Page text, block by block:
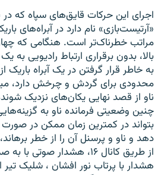
اجرای این حرکات قایق‌های سپاه که در
«آرتیست‌بازی» نام دارد در آبراه‌های
مراتب خطرناک‌تر است. هنگامی که
بالا، بدون برقراری ارتباط رادیویی به
به خاطر قرار گرفتن در یک آبراه باریک
محدودی برای گردش و چرخش دارد،
ناو از قصد نهایی یکان‌های نزدیک
چنین وضعیتی فرمانده ناو به
بتواند در کمترین زمان ممکن در
دهد و ناو و پرسنل آن را از خطر
از طریق کانال ۱۶، هشدار صوتی
هشدار با پرتاب نور افشان ، شلیک تیر